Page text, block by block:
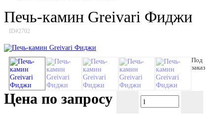
Печь-камин Greivari Фиджи
ID#2702
Под
заказ
Цена по запросу